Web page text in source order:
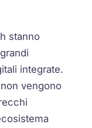
stanno
integrate.
vengono